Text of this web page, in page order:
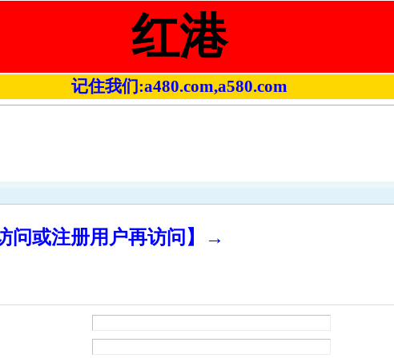
红港
记住我们:a480.com,a580.com
问或注册用户再访问】→